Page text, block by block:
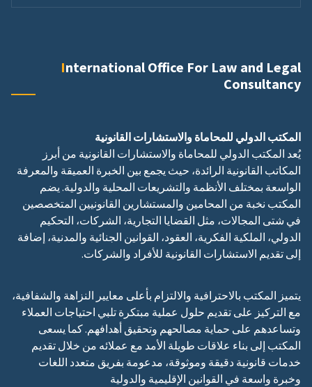
International Office For Law and Legal
Consultancy
المكتب الدولي للمحاماة والاستشارات القانونية
يُعد المكتب الدولي للمحاماة والاستشارات القانونية من أبرز
المكاتب القانونية الرائدة، حيث يجمع بين الخبرة العميقة والمعرفة
الواسعة بمختلف الأنظمة والتشريعات المحلية والدولية. يضم
المكتب نخبة من المحامين والمستشارين القانونيين المتخصصين
في شتى المجالات، مثل القضايا التجارية، الشركات، التحكيم
الدولي، الملكية الفكرية، العقود، القوانين الجنائية والمدنية، إضافة
إلى تقديم الاستشارات القانونية للأفراد والشركات.
يتميز المكتب بالاحترافية والالتزام بأعلى معايير النزاهة والشفافية،
مع التركيز على تقديم حلول عملية مبتكرة تلبي احتياجات العملاء
وتساعدهم على حماية مصالحهم وتحقيق أهدافهم. كما يسعى
المكتب إلى بناء علاقات طويلة الأمد مع عملائه من خلال تقديم
خدمات قانونية دقيقة وموثوقة، مدعومة بفريق متعدد اللغات
وخبرة واسعة في القوانين الإقليمية والدولية